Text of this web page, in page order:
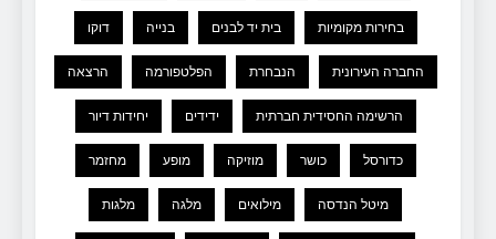
בחירות מקומיות בית יד לבנים בנייה דוקו
החברה העירונית הנבחרת הפלטפורמה הרצאה
הרשימה החסידית חברתית ידידים יחידות דיור
כדורסל כושר מוזיקה מופע מחזמר
מיטל הנדסה מילואים מלגה מלגות